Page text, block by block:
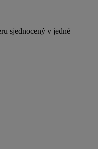
sjednocený v jedné